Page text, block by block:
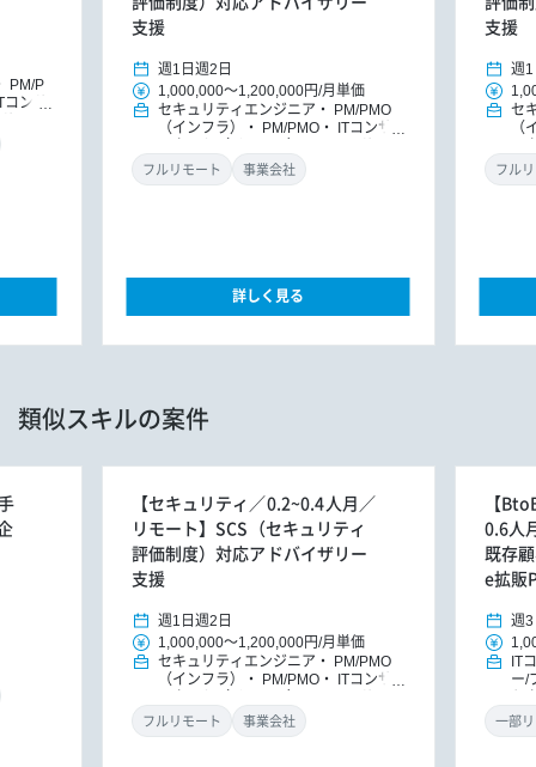
PM/P
コンサ
ント
支援
週1日 週2日
1,000,000～1,200,000円/月単価
セキュリティエンジニア
PM/PMO
（インフラ）
PM/PMO
ITコンサ
ント
DXコンサルタント
フルリモート 事業会社
詳しく見る
支援
週1
セ
（
ン
フル
類似スキルの案件
【セキュリティ／0.2~0.4人月／
リモート】SCS（セキュリティ
評価制度）対応アドバイザリー
支援
週1日 週2日
1,000,000～1,200,000円/月単価
セキュリティエンジニア
PM/PMO
（インフラ）
PM/PMO
ITコンサ
ント
DXコンサルタント
フルリモート 事業会社
【
0.6人
既存
e拡販
週3
IT
ー/
一部